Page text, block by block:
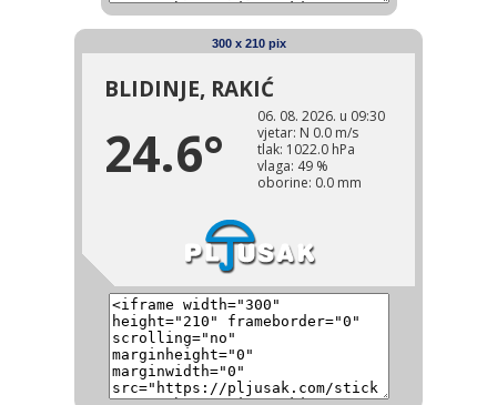
300 x 210 pix